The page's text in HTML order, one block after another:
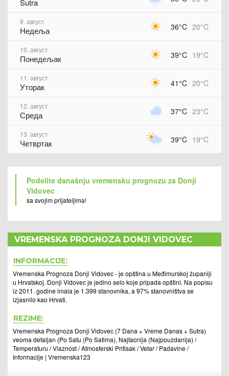
Sutra
9. август
Недеља 36°C 20°C
10. август
Понедељак 39°C 19°C
11. август
Уторак 41°C 20°C
12. август
Среда 37°C 23°C
13. август
Четвртак 39°C 19°C
Podelite današnju vremensku prognozu za Donji
Vidovec
sa svojim prijateljima!
VREMENSKA PROGNOZA DONJI VIDOVEC
INFORMACIJE:
Vremenska Prognoza Donji Vidovec - je opština u Međimurskoj županiji
u Hrvatskoj. Donji Vidovec je jedino selo koje pripada opštini. Na popisu
iz 2011. godine imala je 1.399 stanovnika, a 97% stanovništva se
izjasnilo kao Hrvati.
REZIME:
Vremenska Prognoza Donji Vidovec (7 Dana + Vreme Danas + Sutra)
veoma detaljan (Po Satu (Po Satima), Najtacnija (Najpouzdanija) /
Temperaturu / Vlaznost / Atmosferski Pritisak / Vetar / Padavine /
Informacije | Vremenska123